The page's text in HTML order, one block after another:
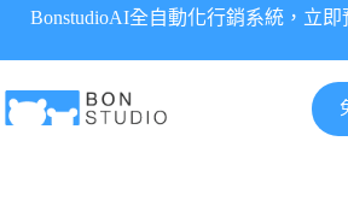
要
內
BonstudioAI全自動化行銷系統，立